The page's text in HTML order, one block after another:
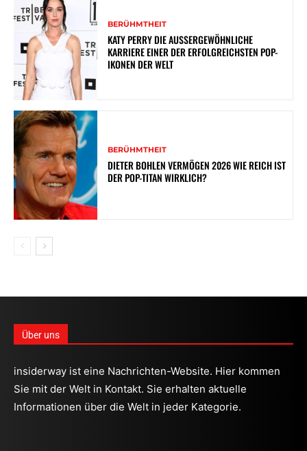
BERÜHMTHEIT
KATY PERRY DIE AUSSERGEWÖHNLICHE K
ARRIERE EINER DER ERFOLGREICHSTEN POP-I
KONEN DER WELT
BERÜHMTHEIT
DIETER BOHLEN VERMÖGEN 2026 WIE REICH IST
DER POP-TITAN WIRKLICH?
Über uns
insiderway ist eine Nachrichten-Website. Hier kommen
Sie mit der Welt in Kontakt. Sie erhalten aktuelle
Informationen über die Welt in jeder Kategorie.